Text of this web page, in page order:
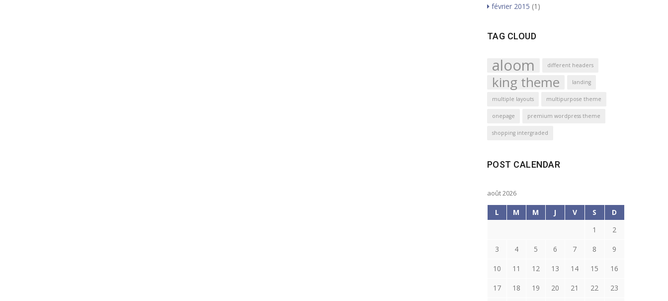
février 2015 (1)
TAG CLOUD
aloom different headers
king theme landing
multiple layouts multipurpose theme
onepage premium wordpress theme
shopping intergraded
POST CALENDAR
août 2026
L M M J V S D
1 2
3 4 5 6 7 8 9
10 11 12 13 14 15 16
17 18 19 20 21 22 23